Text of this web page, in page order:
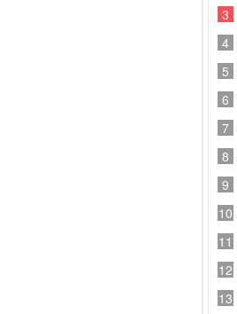
3
4
5
6
7
8
9
10
11
12
13